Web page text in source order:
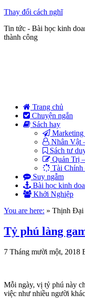
Thay đổi cách nghĩ
Tin tức - Bài học kinh
thành công
Trang chủ
Chuyện ngắn
Sách hay
Nhân Vật
Sách tư
Quản Trị
Tài Chính
Suy ngẫm
Bài học kinh
Khởi Nghiệp
You are here: » Thịnh Đại
Tỷ phú làng
7 Tháng mười một, 2018
Mỗi ngày, vị tỷ phú này
việc như nhiều người